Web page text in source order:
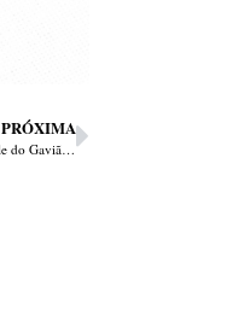
PRÓXIMA
Morador encontra ossada e mãe de jovem desaparecido no Vale do Gavião reconhece as roupas do filho